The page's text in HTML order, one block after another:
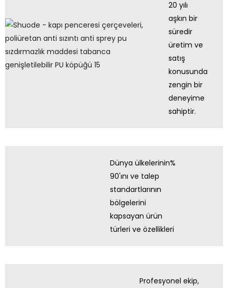
20 yılı
aşkın bir
süredir
üretim ve
satış
konusunda
zengin bir
deneyime
sahiptir.
Dünya ülkelerinin%
90'ını ve talep
standartlarının
bölgelerini
kapsayan ürün
türleri ve özellikleri
Profesyonel ekip,